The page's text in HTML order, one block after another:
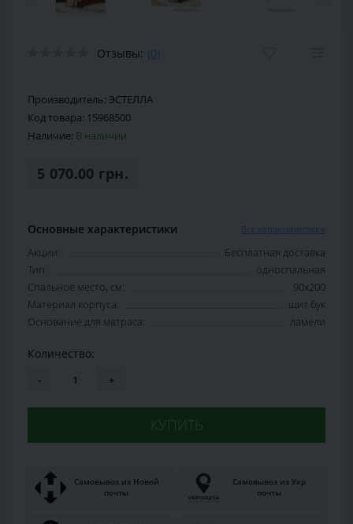
Отзывы: (0)
Производитель: ЭСТЕЛЛА
Код товара: 15968500
Наличие: В наличии
5 070.00 грн.
Основные характеристики Все характеристики
Акции:
Бесплатная доставка
Тип:
односпальная
Спальное место, см:
90х200
Материал корпуса:
щит бук
Основание для матраса:
ламели
Количество:
- +
КУПИТЬ
Самовывоз из Новой
почты
Самовывоз из Укр
почты